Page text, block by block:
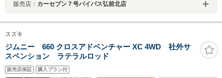
販売店： カーセブン７号バイパス弘前北店
スズキ
ジムニー 660 クロスアドベンチャー XC 4WD 社外サ
スペンション ラテラルロッド
販売店保証 購入プラン付